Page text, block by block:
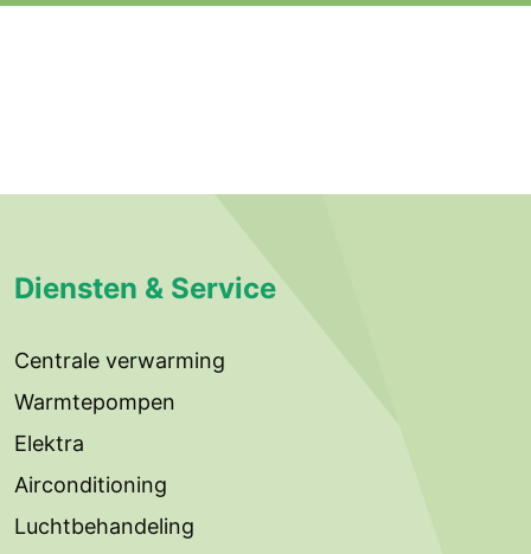
Diensten & Service
Centrale verwarming
Warmtepompen
Elektra
Airconditioning
Luchtbehandeling